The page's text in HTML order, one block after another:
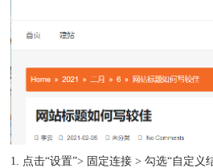
1. 点击“设置”> 固定连接 > 勾选“自定义